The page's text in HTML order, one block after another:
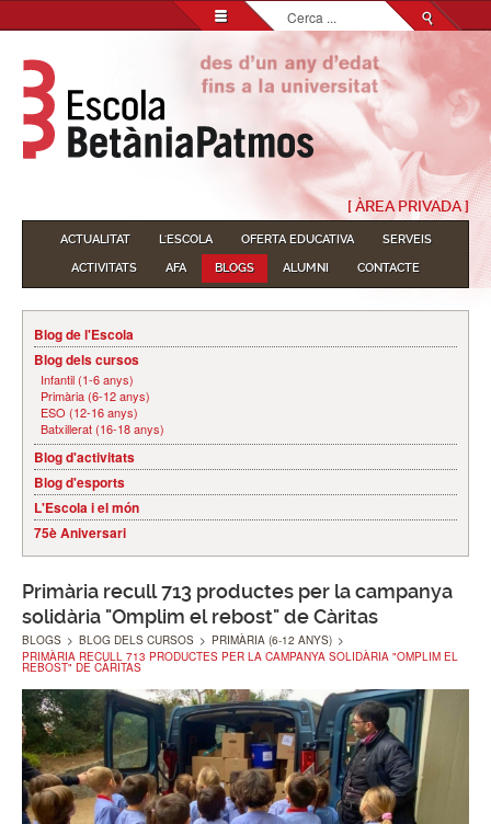
Cerca
...
[ ÀREA PRIVADA ]
ACTUALITAT L'ESCOLA OFERTA EDUCATIVA
SERVEIS
ACTIVITATS
AFA BLOGS ALUMNI CONTACTE
Blog de l'Escola
Blog dels cursos
Infantil (1-6 anys)
Primària (6-12 anys)
ESO (12-16 anys)
Batxillerat (16-18 anys)
Blog d'activitats
Blog d'esports
L'Escola i el món
75è Aniversari
Primària recull 713 productes per la campanya
solidària "Omplim el rebost" de Càritas
BLOGS > BLOG DELS CURSOS > PRIMÀRIA (6-12 ANYS) >
PRIMÀRIA RECULL 713 PRODUCTES PER LA CAMPANYA SOLIDÀRIA "OMPLIM EL
REBOST" DE CÀRITAS